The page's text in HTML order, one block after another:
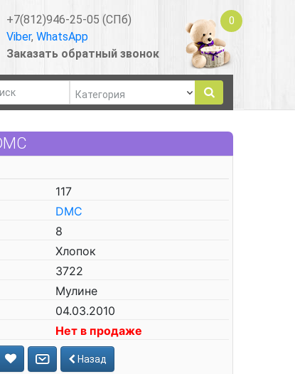
+7(812)946-25-05 (СПб)
Viber, WhatsApp
Заказать обратный звонок
0
117
DMC
8
Хлопок
3722
Мулине
04.03.2010
Нет в продаже
Назад